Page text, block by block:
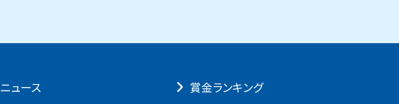
ニュース 賞⾦ランキング